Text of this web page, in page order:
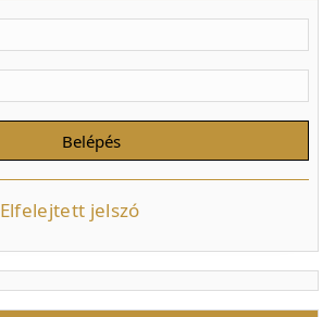
Elfelejtett jelszó